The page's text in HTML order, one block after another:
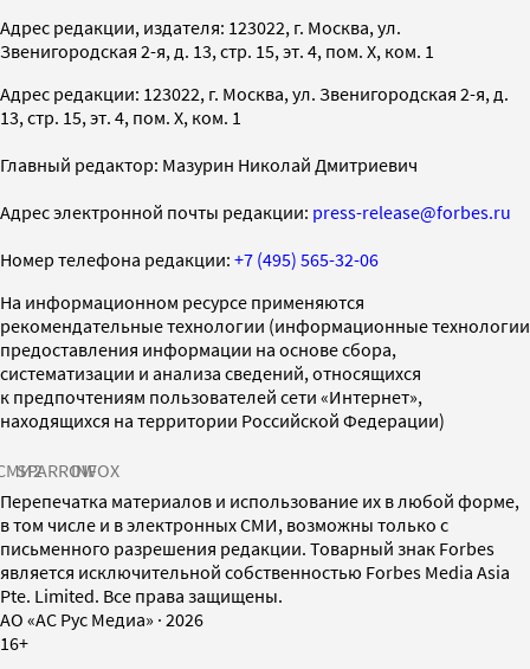
Адрес редакции, издателя: 123022, г. Москва, ул.
Звенигородская 2-я, д. 13, стр. 15, эт. 4, пом. X, ком. 1
Адрес редакции: 123022, г. Москва, ул. Звенигородская 2-я, д.
13, стр. 15, эт. 4, пом. X, ком. 1
Главный редактор: Мазурин Николай Дмитриевич
Адрес электронной почты редакции: press-release@forbes.ru
Номер телефона редакции: +7 (495) 565-32-06
На информационном ресурсе применяются
рекомендательные технологии (информационные технологии
предоставления информации на основе сбора,
систематизации и анализа сведений, относящихся
к предпочтениям пользователей сети «Интернет»,
находящихся на территории Российской Федерации)
SPARROWINFOX
Перепечатка материалов и использование их в любой форме,
в том числе и в электронных СМИ, возможны только с
письменного разрешения редакции. Товарный знак Forbes
является исключительной собственностью Forbes Media Asia
Pte. Limited. Все права защищены.
AO «АС Рус Медиа» · 2026
16+